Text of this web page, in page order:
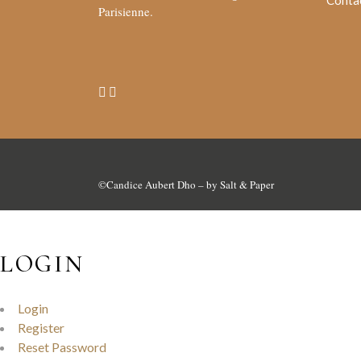
Parisienne.
©Candice Aubert Dho – by Salt & Paper
LOGIN
Login
Register
Reset Password